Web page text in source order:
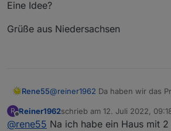
Adapter einsetzen werden.
Eine Idee?
Grüße aus Niedersachsen
Rene55@reiner1962 Da haben wir das
Es gibt eine Anfrage an die API,
Plants zurückgegeben wird. Da
R
Offline
Reiner1962schrieb am 12. Juli 2022,
zuletzt editiert von
@rene55 Na ich habe ein Haus mit